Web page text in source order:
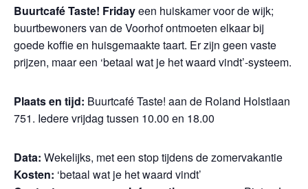
Buurtcafé Taste! Fridayeen huiskamer voor de wijk;
buurtbewoners van de Voorhof ontmoeten elkaar bij
goede koffie en huisgemaakte taart. Er zijn geen vaste
prijzen, maar een ‘betaal wat je het waard vindt’-systeem.
Plaats en tijd: Buurtcafé Taste! aan de Roland Holstlaan
751. Iedere vrijdag tussen 10.00 en 18.00
Data: Wekelijks, met een stop tijdens de zomervakantie
Kosten: ‘betaal wat je het waard vindt’